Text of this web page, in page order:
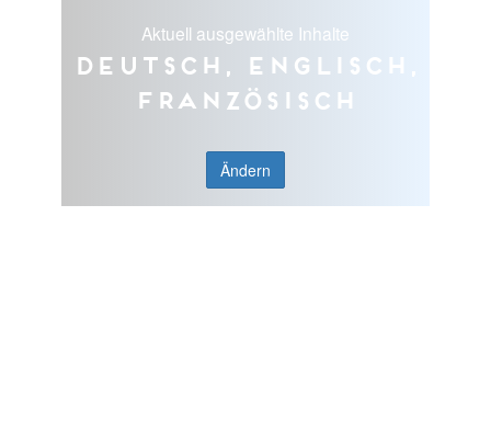
Aktuell ausgewählte Inhalte
Deutsch, Englisch,
Französisch
Ändern